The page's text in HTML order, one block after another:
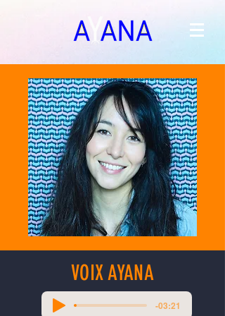
VOIX AYANA
-03:21